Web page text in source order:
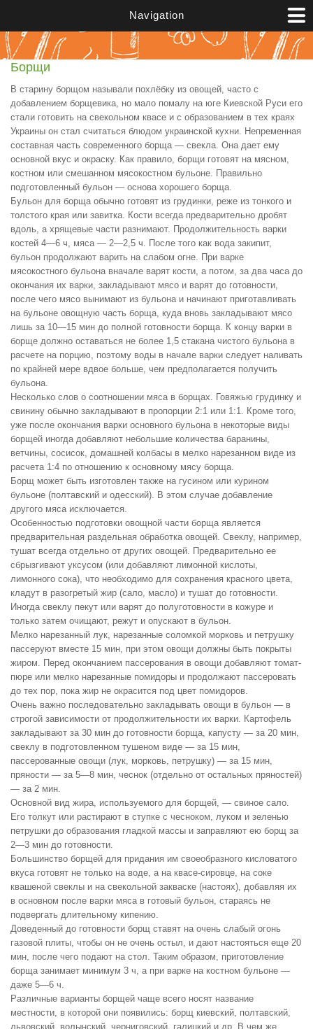
Navigation
Борщи
В старину борщом называли похлёбку из овощей, часто с
добавлением борщевика, но мало помалу на юге Киевской Руси его
стали готовить на свекольном квасе и с образованием в тех краях
Украины он стал считаться блюдом украинской кухни. Непременная
составная часть современного борща — свекла. Она дает ему
основной вкус и окраску. Как правило, борщи готовят на мясном,
костном или смешанном мясокостном бульоне. Правильно
подготовленный бульон — основа хорошего борща.
Бульон для борща обычно готовят из грудинки, реже из тонкого и
толстого края или завитка. Кости всегда предварительно дробят
вдоль, а хрящевые части разнимают. Продолжительность варки
костей 4—6 ч, мяса — 2—2,5 ч. После того как вода закипит,
бульон продолжают варить на слабом огне. При варке
мясокостного бульона вначале варят кости, а потом, за два часа до
окончания их варки, закладывают мясо и варят до готовности,
после чего мясо вынимают из бульона и начинают приготавливать
на бульоне овощную часть борща, куда вновь закладывают мясо
лишь за 10—15 мин до полной готовности борща. К концу варки в
борще должно оставаться не более 1,5 стакана чистого бульона в
расчете на порцию, поэтому воды в начале варки следует наливать
по крайней мере вдвое больше, чем предполагается получить
бульона.
Несколько слов о соотношении мяса в борщах. Говяжью грудинку и
свинину обычно закладывают в пропорции 2:1 или 1:1. Кроме того,
уже после окончания варки основного бульона в некоторые виды
борщей иногда добавляют небольшие количества баранины,
ветчины, сосисок, домашней колбасы в мелко нарезанном виде из
расчета 1:4 по отношению к основному мясу борща.
Борщ может быть изготовлен также на гусином или курином
бульоне (полтавский и одесский). В этом случае добавление
другого мяса исключается.
Особенностью подготовки овощной части борща является
предварительная раздельная обработка овощей. Свеклу, например,
тушат всегда отдельно от других овощей. Предварительно ее
сбрызгивают уксусом (или добавляют лимонной кислоты,
лимонного сока), что необходимо для сохранения красного цвета,
кладут в разогретый жир (сало, масло) и тушат до готовности.
Иногда свеклу пекут или варят до полуготовности в кожуре и
только затем очищают, режут и опускают в бульон.
Мелко нарезанный лук, нарезанные соломкой морковь и петрушку
пассеруют вместе 15 мин, при этом овощи должны быть покрыты
жиром. Перед окончанием пассерования в овощи добавляют томат-
пюре или мелко нарезанные помидоры и продолжают пассеровать
до тех пор, пока жир не окрасится под цвет помидоров.
Очень важно последовательно закладывать овощи в бульон — в
строгой зависимости от продолжительности их варки. Картофель
закладывают за 30 мин до готовности борща, капусту — за 20 мин,
свеклу в подготовленном тушеном виде — за 15 мин,
пассерованные овощи (лук, морковь, петрушку) — за 15 мин,
пряности — за 5—8 мин, чеснок (отдельно от остальных пряностей)
— за 2 мин.
Основной вид жира, используемого для борщей, — свиное сало.
Его толкут или растирают в ступке с чесноком, луком и зеленью
петрушки до образования гладкой массы и заправляют ею борщ за
2—3 мин до готовности.
Большинство борщей для придания им своеобразного кисловатого
вкуса готовят не только на воде, а на квасе-сировце, на соке
квашеной свеклы и на свекольной закваске (настоях), добавляя их
в основном после варки мяса в готовый бульон, стараясь не
подвергать длительному кипению.
Доведенный до готовности борщ ставят на очень слабый огонь
газовой плиты, чтобы он не очень остыл, и дают настояться еще 20
мин, после чего подают на стол. Таким образом, приготовление
борща занимает минимум 3 ч, а при варке на костном бульоне —
даже 5—6 ч.
Различные варианты борщей чаще всего носят название
местности, в которой они появились: борщ киевский, полтавский,
львовский, волынский, черниговский, галицкий и др. В чем же